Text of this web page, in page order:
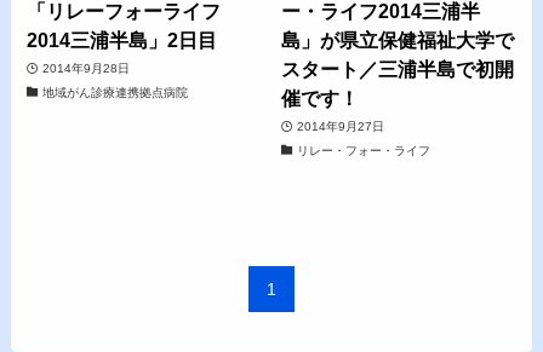
「リレーフォーライフ
2014三浦半島」2日目
2014年9月28日
地域がん診療連携拠点病院
ー・ライフ2014三浦半
島」が県立保健福祉大学で
スタート／三浦半島で初開
催です！
2014年9月27日
リレー・フォー・ライフ
1